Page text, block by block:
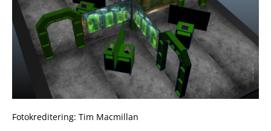
Fotokreditering: Tim Macmillan